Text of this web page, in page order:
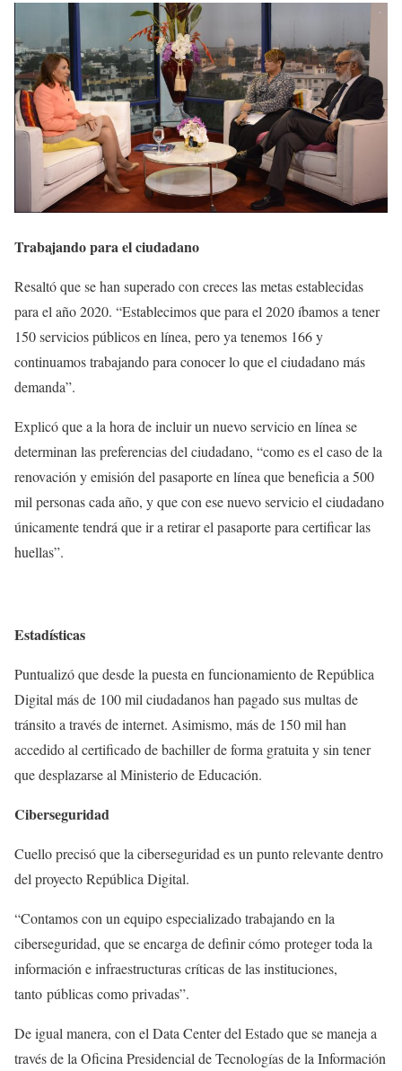
Trabajando para el ciudadano
Resaltó que se han superado con creces las metas establecidas
para el año 2020. “Establecimos que para el 2020 íbamos a tener
150 servicios públicos en línea, pero ya tenemos 166 y
continuamos trabajando para conocer lo que el ciudadano más
demanda”.
Explicó que a la hora de incluir un nuevo servicio en línea se
determinan las preferencias del ciudadano, “como es el caso de la
renovación y emisión del pasaporte en línea que beneficia a 500
mil personas cada año, y que con ese nuevo servicio el ciudadano
únicamente tendrá que ir a retirar el pasaporte para certificar las
huellas”.
Estadísticas
Puntualizó que desde la puesta en funcionamiento de República
Digital más de 100 mil ciudadanos han pagado sus multas de
tránsito a través de internet. Asimismo, más de 150 mil han
accedido al certificado de bachiller de forma gratuita y sin tener
que desplazarse al Ministerio de Educación.
Ciberseguridad
Cuello precisó que la ciberseguridad es un punto relevante dentro
del proyecto República Digital.
“Contamos con un equipo especializado trabajando en la
ciberseguridad, que se encarga de definir cómo proteger toda la
información e infraestructuras críticas de las instituciones,
tanto públicas como privadas”.
De igual manera, con el Data Center del Estado que se maneja a
través de la Oficina Presidencial de Tecnologías de la Información